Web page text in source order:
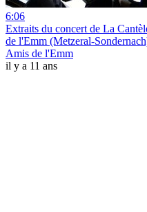
6:06
Extraits du concert de La
de l'Emm (Metzeral-
Amis de l'Emm
il y a 11 ans